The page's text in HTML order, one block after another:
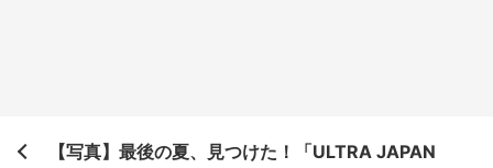
【写真】最後の夏、見つけた！「ULTRA JAPAN